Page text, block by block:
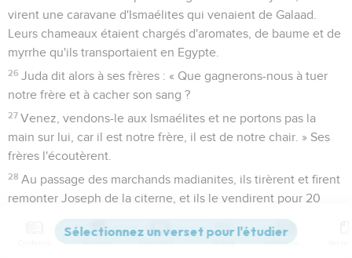
virent une caravane d'Ismaélites qui venaient de Galaad.
Leurs chameaux étaient chargés d'aromates, de baume et de
myrrhe qu'ils transportaient en Egypte.
26 Juda dit alors à ses frères : « Que gagnerons-nous à tuer
notre frère et à cacher son sang ?
27 Venez, vendons-le aux Ismaélites et ne portons pas la
main sur lui, car il est notre frère, il est de notre chair. » Ses
frères l'écoutèrent.
28 Au passage des marchands madianites, ils tirèrent et firent
remonter Joseph de la citerne, et ils le vendirent pour 20
pièces d'argent aux Ismaélites qui l'emmenèrent en Egypte.
Lorsque Ruben revint à la citerne, il constata que Joseph
Versions Commentaires Strong